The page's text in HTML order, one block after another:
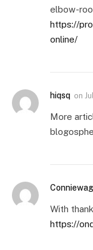
elbow-
https://
online/
hiqsq on
More
Conniewag
With
https://